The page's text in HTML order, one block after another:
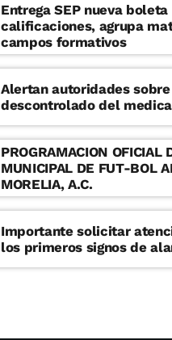
Entrega SEP nueva boleta
calificaciones, agrupa
campos formativos
Alertan autoridades sobre
descontrolado del
PROGRAMACION OFICIAL
MUNICIPAL DE FUT-BOL
MORELIA, A.C.
Importante solicitar
los primeros signos de